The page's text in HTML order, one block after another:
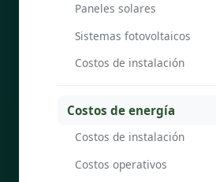
Paneles solares
Sistemas fotovoltaicos
Costos de instalación
Costos de energía
Costos de instalación
Costos operativos